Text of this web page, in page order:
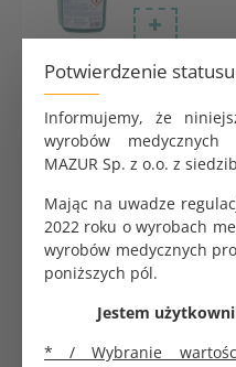
Potwierdzenie
Informujemy, że
wyrobów medycznych
MAZUR Sp. z o.o. z
Mając na uwadze
2022 roku o wyrobach
wyrobów medycznych
poniższych pól.
Jestem
* / Wybranie
Koperta do
2.74 zł
Koperta do
Saltec
0.24 zł